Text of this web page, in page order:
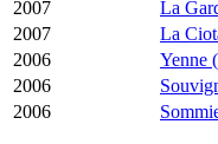
2007
La
2007
La
2006
Yenne
2006
2006